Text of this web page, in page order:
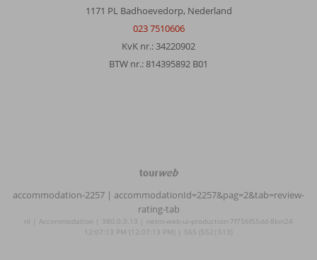
1171 PL Badhoevedorp, Nederland
023 7510606
KvK nr.: 34220902
BTW nr.: 814395892 B01
TourWeb
©
NetMatch
accommodation-2257 | accommodationId=2257&pag=2&tab=review-
rating-tab
nl | Accommodation | 380.0.0.13 | netm-web-ui-production-7f756f55dd-8km24
12:07:13 PM (12:07:13 PM) | 565 (552|513)